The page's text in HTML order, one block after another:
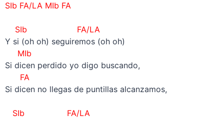
SIb FA/LA MIb FA
SIb FA/LA
Y si (oh oh) seguiremos (oh oh)
MIb
Si dicen perdido yo digo buscando,
FA
Si dicen no llegas de puntillas alcanzamos,
SIb FA/LA